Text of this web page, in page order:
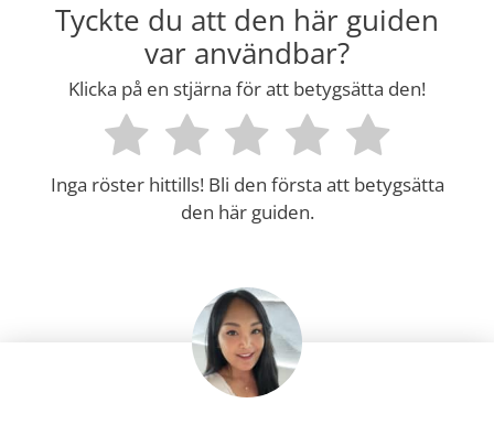
Tyckte du att den här guiden
var användbar?
Klicka på en stjärna för att betygsätta den!
Inga röster hittills! Bli den första att betygsätta
den här guiden.